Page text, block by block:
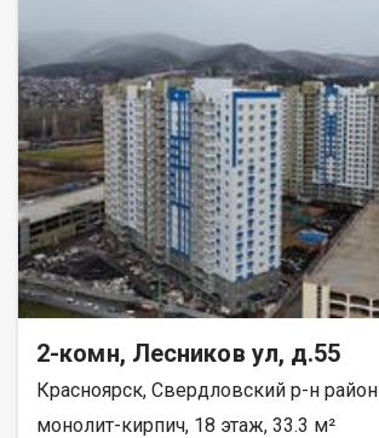
2-комн, Лесников ул, д.55
Красноярск, Свердловский р-н район
монолит-кирпич, 18 этаж, 33.3 м²